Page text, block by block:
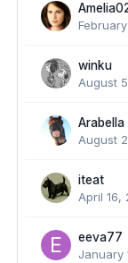
winku
August
Arabella
August
iteat
April 16,
eeva77
January